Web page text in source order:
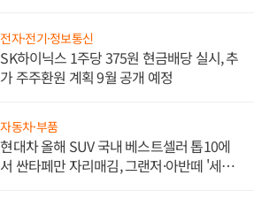
전자·전기·정보통신
SK하이닉스 1주당 375원 현금배당 실시, 추
가 주주환원 계획 9월 공개 예정
자동차·부품
현대차 올해 SUV 국내 베스트셀러 톱10에
서 싼타페만 자리매김, 그랜저·아반떼 '세단